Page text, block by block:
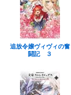
追放令嬢ヴィヴィの奮
闘記 ３